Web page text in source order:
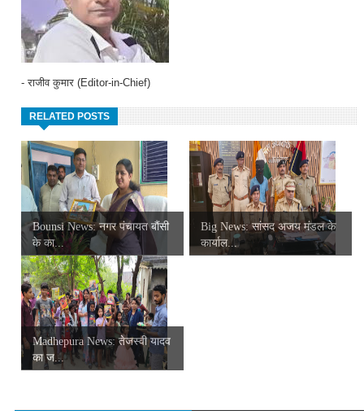
- राजीव कुमार (Editor-in-Chief)
RELATED POSTS
Bounsi News: नगर पंचायत बौंसी
के का...
Big News: सांसद अजय मंडल के
कार्याल...
Madhepura News: तेजस्वी यादव
का ज...